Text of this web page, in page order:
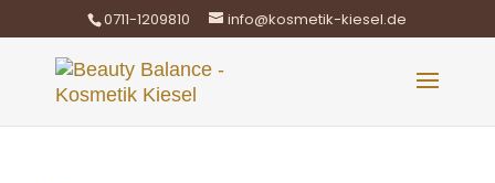
0711-1209810 info@kosmetik-kiesel.de